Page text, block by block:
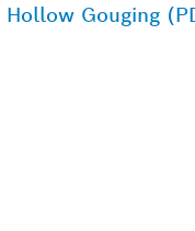
Gouging